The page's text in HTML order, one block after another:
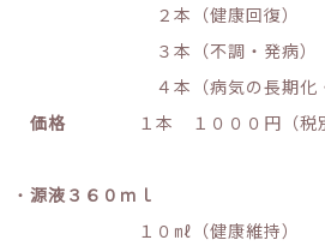
２本（健康回復）
３本（不調・発病）
４本（病気の長期化・
価格
１本 １０００円（税
・ 源液３６０ｍｌ
１０㎖（健康維持）